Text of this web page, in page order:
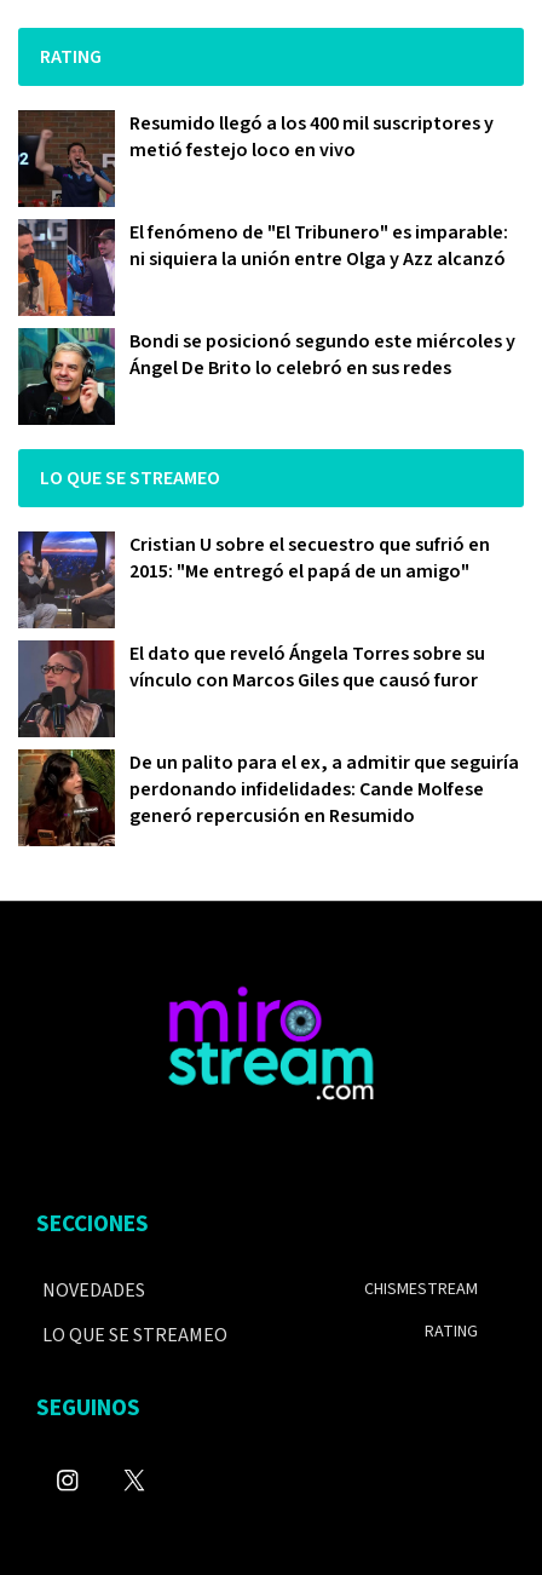
RATING
Resumido llegó a los 400 mil suscriptores y
metió festejo loco en vivo
El fenómeno de "El Tribunero" es imparable:
ni siquiera la unión entre Olga y Azz alcanzó
Bondi se posicionó segundo este miércoles y
Ángel De Brito lo celebró en sus redes
LO QUE SE STREAMEO
Cristian U sobre el secuestro que sufrió en
2015: "Me entregó el papá de un amigo"
El dato que reveló Ángela Torres sobre su
vínculo con Marcos Giles que causó furor
De un palito para el ex, a admitir que seguiría
perdonando infidelidades: Cande Molfese
generó repercusión en Resumido
SECCIONES
NOVEDADES
LO QUE SE STREAMEO
CHISMESTREAM
RATING
SEGUINOS